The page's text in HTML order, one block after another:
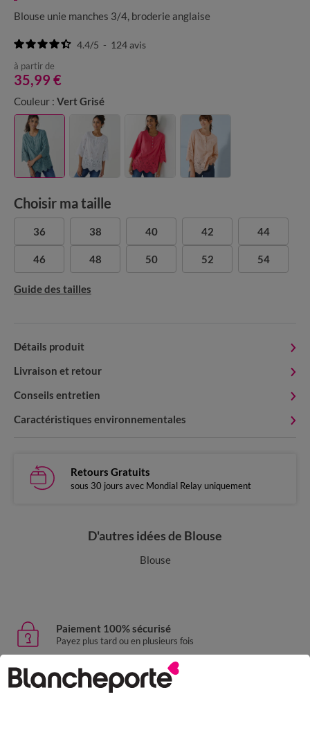
Blouse unie manches 3/4, broderie anglaise
4.4/5 - 124avis
à partir de
35,99 €
Couleur : Vert Grisé
Choisir ma taille
36 38 40 42 44
46 48 50 52 54
Guide des tailles
Détails produit
Livraison et retour
Conseils entretien
Caractéristiques environnementales
Retours Gratuits
sous 30 jours avec Mondial Relay uniquement
D'autres idées de Blouse
Blouse
Paiement 100% sécurisé
Payez plus tard ou en plusieurs fois
Livraison express
domicile, relais, consignes automatiques